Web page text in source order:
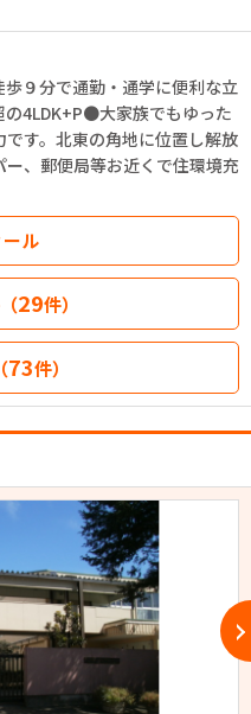
９分で通勤・通学に便利な立
4LDK+P●大家族でもゆった
です。北東の角地に位置し解放
、郵便局等お近くで住環境充
ル
29件）
73件）